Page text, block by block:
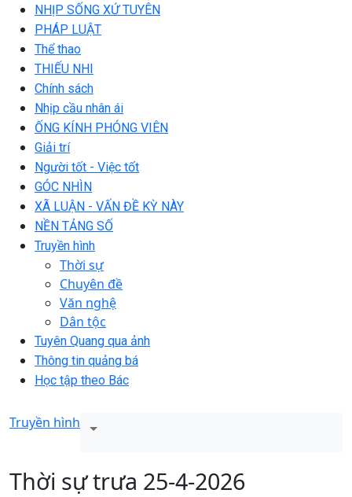
NHỊP SỐNG XỨ TUYÊN
PHÁP LUẬT
Thể thao
THIẾU NHI
Chính sách
Nhịp cầu nhân ái
ỐNG KÍNH PHÓNG VIÊN
Giải trí
Người tốt - Việc tốt
GÓC NHÌN
XÃ LUẬN - VẤN ĐỀ KỲ NÀY
NỀN TẢNG SỐ
Truyền hình
Thời sự
Chuyên đề
Văn nghệ
Dân tộc
Tuyên Quang qua ảnh
Thông tin quảng bá
Học tập theo Bác
Truyền hình
Thời sự trưa 25-4-2026